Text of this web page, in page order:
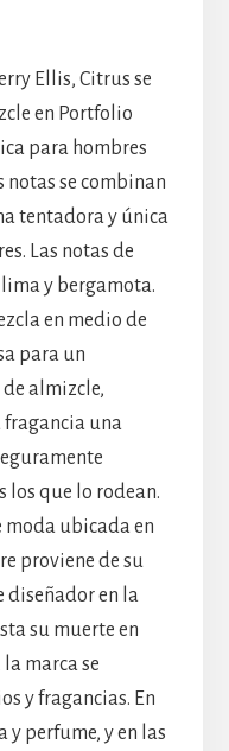
Ellis, Citrus se
en Portfolio
para hombres
se combinan
tentadora y única
Las notas de
y bergamota.
en medio de
para un
almizcle,
una
los que lo rodean.
moda ubicada en
proviene de su
diseñador en la
su muerte en
la marca se
y fragancias. En
y perfume, y en las